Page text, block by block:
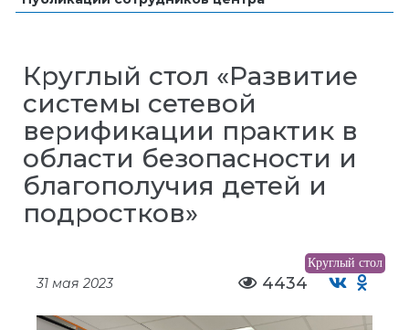
Круглый стол «Развитие
системы сетевой
верификации практик в
области безопасности и
благополучия детей и
подростков»
Круглый стол
31 мая 2023 4434